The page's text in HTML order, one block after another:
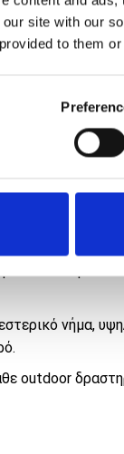
site with our
to them
Peak
με
νήμα,
outdoor